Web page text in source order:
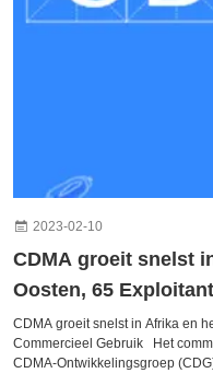
2023-02-10
CDMA groeit snelst
Oosten, 65
Gebruik
CDMA groeit snelst in Afrika en
Commercieel Gebruik Het communicatie Wereldnetwerk (CWW) 14 Maart,
CDMA-Ontwikkelingsgroep